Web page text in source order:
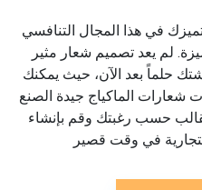
في هذا المجال التنافسي
لم يعد تصميم شعار مثير
حلماً بعد الآن، حيث يمكنك
الماكياج جيدة الصنع
حسب رغبتك وقم بإنشاء